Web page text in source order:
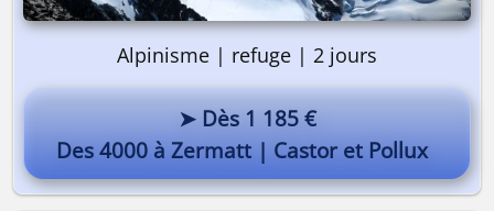
Alpinisme | refuge | 2 jours
➤ Dès 1 185 €
Des 4000 à Zermatt | Castor et Pollux